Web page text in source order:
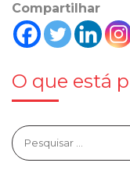
Compartilhar
O que está